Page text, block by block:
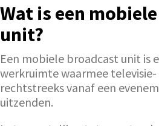
Wat is een
unit?
Een mobiele broadcast unit is
werkruimte waarmee
rechtstreeks vanaf een
uitzenden.